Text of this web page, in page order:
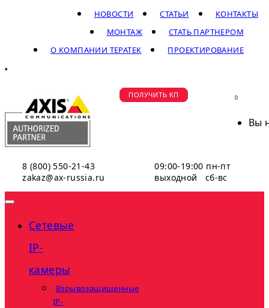
КОНТАКТЫ
СТАТЬИ
НОВОСТИ
СТАТЬ ПАРТНЕРОМ
МОНТАЖ
ПРОЕКТИРОВАНИЕ
О КОМПАНИИ ТЕРАТЕК
8 (800) 550-21-43
zakaz@ax-russia.ru
09:00-19:00 пн-пт
выходной сб-вс
ПОЛУЧИТЬ КП 0
Вы
Сетевые
IP-
камеры
Взрывозащищенные
IP-